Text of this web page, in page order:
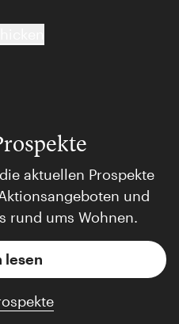
aktuellen Prospekte
und
rund ums Wohnen.
lesen